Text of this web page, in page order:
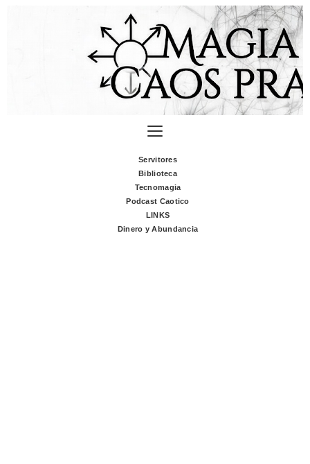
Servitores
Biblioteca
Tecnomagia
Podcast Caotico
LINKS
Dinero y Abundancia